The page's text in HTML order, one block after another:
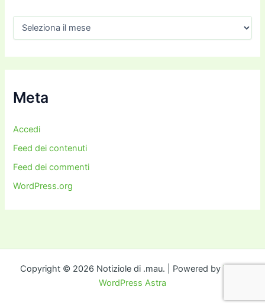
h
i
iMeta
Accedi
Feed dei contenuti
Feed dei commenti
WordPress.org
Copyright © 2026 Notiziole di .mau. | Powered by Tema
WordPress Astra